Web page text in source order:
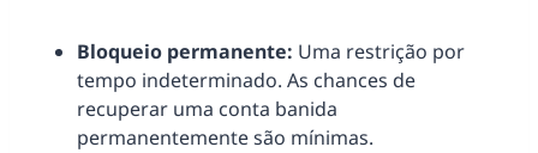
Bloqueio permanente: Uma restrição por
tempo indeterminado. As chances de
recuperar uma conta banida
permanentemente são mínimas.